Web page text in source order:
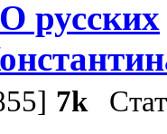
русских
7k